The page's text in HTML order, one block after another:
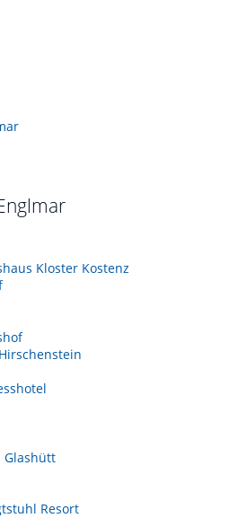
Kloster Kostenz
Glashütt
Resort